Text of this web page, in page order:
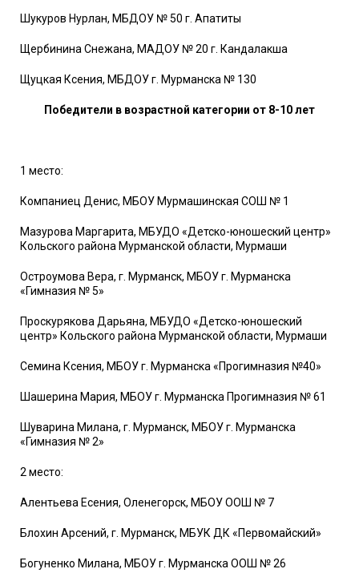
Шукуров Нурлан, МБДОУ № 50 г. Апатиты
Щербинина Снежана, МАДОУ № 20 г. Кандалакша
Щуцкая Ксения, МБДОУ г. Мурманска № 130
Победители в возрастной категории от 8-10 лет
1 место:
Компаниец Денис, МБОУ Мурмашинская СОШ № 1
Мазурова Маргарита, МБУДО «Детско-юношеский центр»
Кольского района Мурманской области, Мурмаши
Остроумова Вера, г. Мурманск, МБОУ г. Мурманска
«Гимназия № 5»
Проскурякова Дарьяна, МБУДО «Детско-юношеский
центр» Кольского района Мурманской области, Мурмаши
Семина Ксения, МБОУ г. Мурманска «Прогимназия №40»
Шашерина Мария, МБОУ г. Мурманска Прогимназия № 61
Шуварина Милана, г. Мурманск, МБОУ г. Мурманска
«Гимназия № 2»
2 место:
Алентьева Есения, Оленегорск, МБОУ ООШ № 7
Блохин Арсений, г. Мурманск, МБУК ДК «Первомайский»
Богуненко Милана, МБОУ г. Мурманска ООШ № 26